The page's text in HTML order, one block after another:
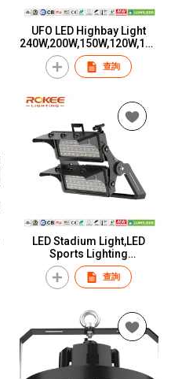
UFO LED Highbay Light
240W,200W,150W,120W,100
W,80W
查詢
LED Stadium Light,LED
Sports Lighting
1800W,1500W,1200W,1000
W,800W,600W,500W,400W
查詢